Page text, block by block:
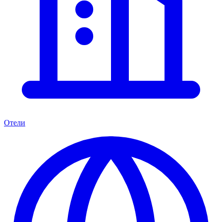
Отели